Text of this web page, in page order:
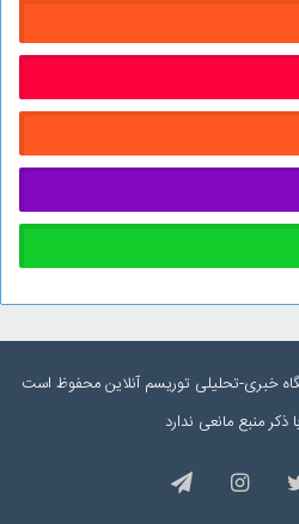
خبری-تحلیلی توریسم آنلاین محفوظ است
ذکر منبع مانعی ندارد
توییتر اینستاگرام